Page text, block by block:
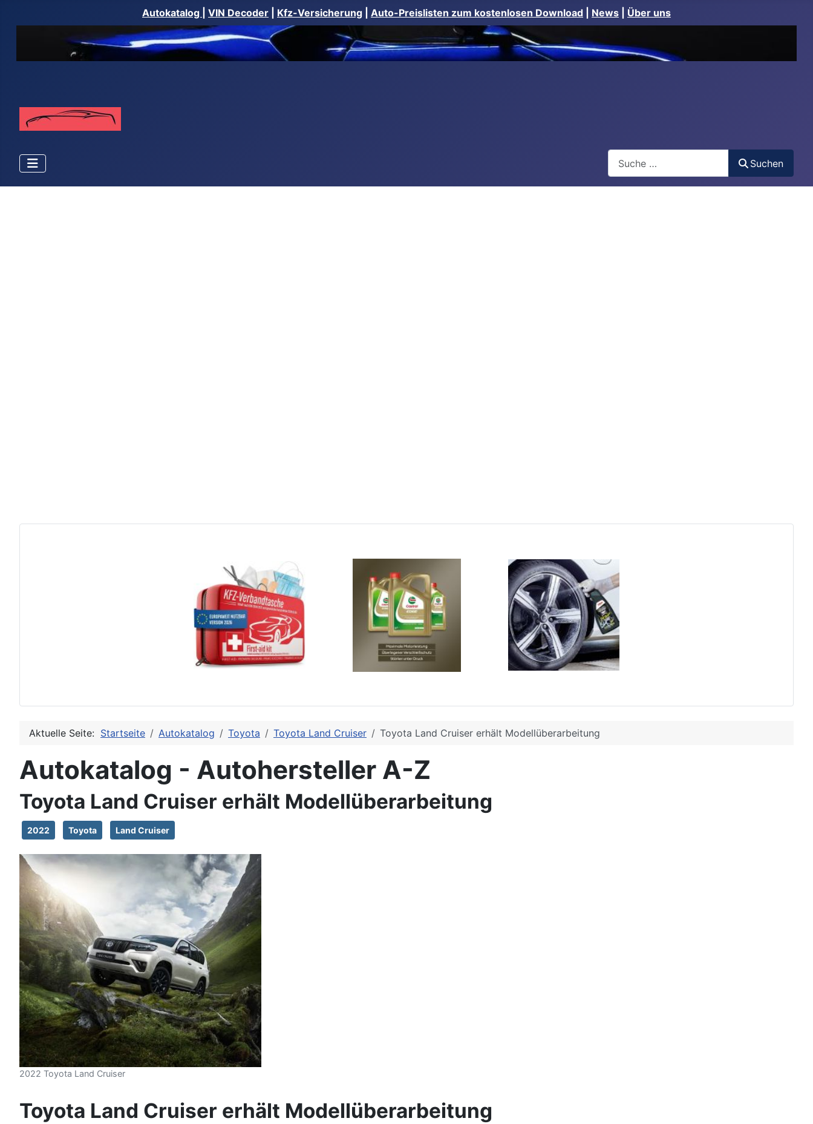
Autokatalog VIN Decoder Kfz-Versicherung Auto-Preislisten zum kostenlosen Download News Über uns
Suchen
Suchen
Aktuelle Seite: Startseite Autokatalog Toyota Toyota Land Cruiser Toyota Land Cruiser erhält Modellüberarbeitung
Autokatalog - Autohersteller A-Z
Toyota Land Cruiser erhält Modellüberarbeitung
2022 Toyota Land Cruiser
2022 Toyota Land Cruiser
Toyota Land Cruiser erhält Modellüberarbeitung